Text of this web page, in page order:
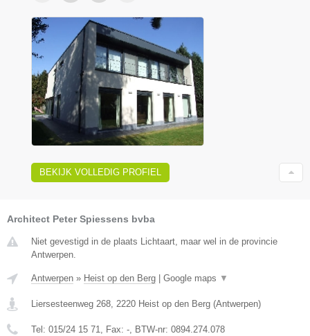
BEKIJK VOLLEDIG PROFIEL
Architect Peter Spiessens bvba
Niet gevestigd in de plaats Lichtaart, maar wel in de provincie
Antwerpen.
Antwerpen » Heist op den Berg Google maps ▼
Liersesteenweg 268, 2220 Heist op den Berg (Antwerpen)
Tel: 015/24 15 71, Fax: -, BTW-nr: 0894.274.078